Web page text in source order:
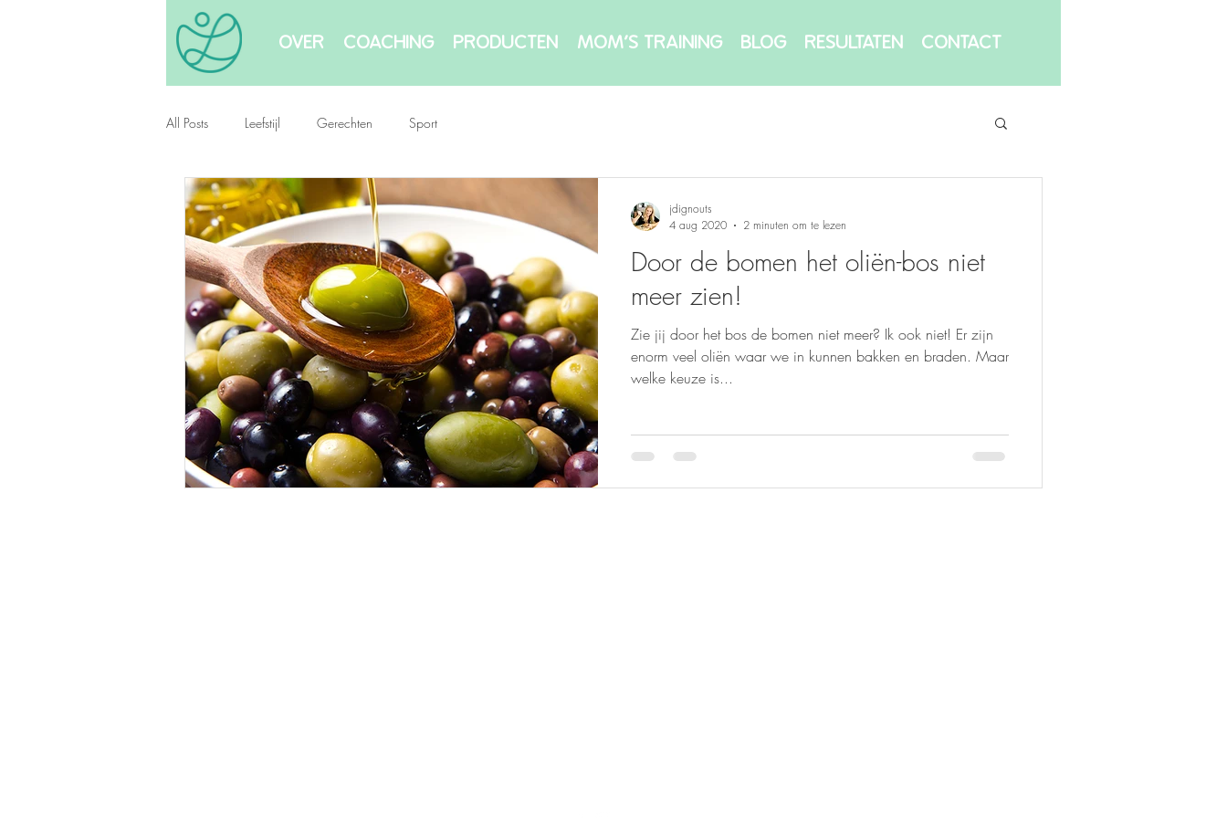
OVER COACHING PRODUCTEN MOM'S TRAINING BLOG RESULTATEN CONTACT
All Posts Leefstijl Gerechten Sport
Door de bomen het oliën-bos niet
meer zien!
Zie jij door het bos de bomen niet meer? Ik ook niet! Er zijn
enorm veel oliën waar we in kunnen bakken en braden. Maar
welke keuze is...
jdignouts
4 aug 2020
2 minuten om te lezen